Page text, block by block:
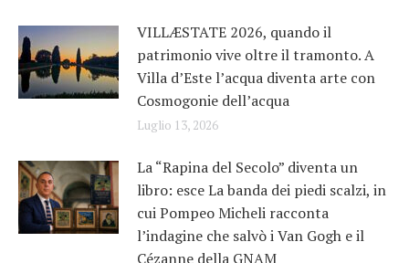
VILLÆSTATE 2026, quando il
patrimonio vive oltre il tramonto. A
Villa d’Este l’acqua diventa arte con
Cosmogonie dell’acqua
Luglio 13, 2026
La “Rapina del Secolo” diventa un
libro: esce La banda dei piedi scalzi, in
cui Pompeo Micheli racconta
l’indagine che salvò i Van Gogh e il
Cézanne della GNAM